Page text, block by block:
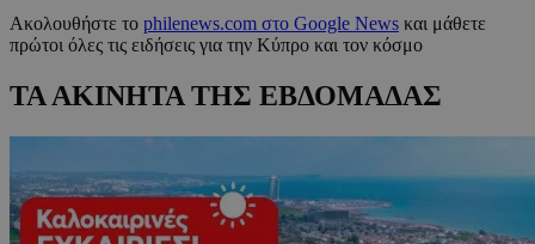
Ακολουθήστε το philenews.com στο Google News και μάθετε
πρώτοι όλες τις ειδήσεις για την Κύπρο και τον κόσμο
ΤΑ ΑΚΙΝΗΤΑ ΤΗΣ ΕΒΔΟΜΑΔΑΣ